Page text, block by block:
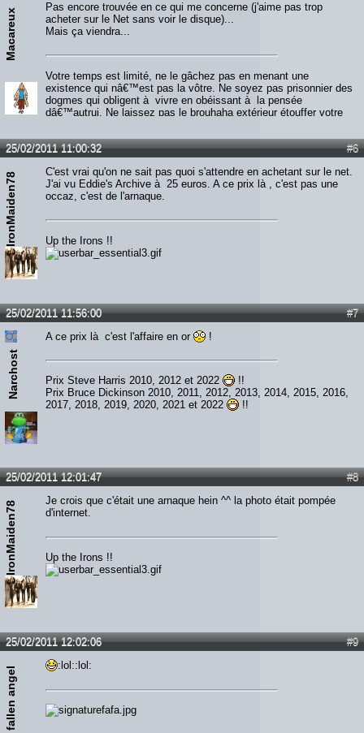
Macareux
Pas encore trouvée en ce qui me concerne (j'aime pas trop
acheter sur le Net sans voir le disque)...
Mais ça viendra...
Votre temps est limité, ne le gâchez pas en menant une
existence qui nâ€™est pas la vôtre. Ne soyez pas prisonnier des
dogmes qui obligent à vivre en obéissant à la pensée
dâ€™autrui. Ne laissez pas le brouhaha extérieur étouffer votre
intuition. Lâ€™un et lâ€™autre savent ce que vous voulez
réellement devenir. Le reste est secondaire.
#6
25/02/2011 11:00:32
IronMaiden78
C'est vrai qu'on ne sait pas quoi s'attendre en achetant sur le net.
J'ai vu Eddie's Archive à 25 euros. A ce prix là , c'est pas une
occaz, c'est de l'arnaque.
Up the Irons !!
#7
25/02/2011 11:56:00
Narchost
A ce prix là c'est l'affaire en or !
Prix Steve Harris 2010, 2012 et 2022
!!
Prix Bruce Dickinson 2010, 2011, 2012, 2013, 2014, 2015, 2016,
2017, 2018, 2019, 2020, 2021 et 2022
!!
#8
25/02/2011 12:01:47
IronMaiden78
Je crois que c'était une arnaque hein ^^ la photo était pompée
d'internet.
Up the Irons !!
#9
25/02/2011 12:02:06
fallen angel
:lol::lol: